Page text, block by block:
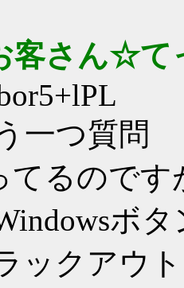
客さん☆て
一つ質問
てるのです
ボ
ックアウ